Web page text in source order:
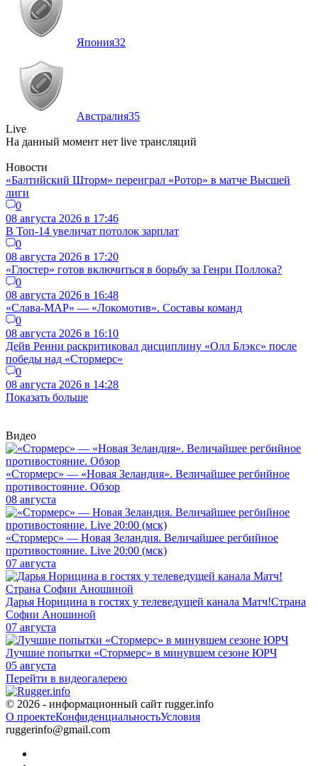
Япония32
Австралия35
Live
На данный момент нет live трансляций
Новости
«Балтийский Шторм» переиграл «Ротор» в матче Высшей
лиги
0
08 августа 2026 в 17:46
В Топ-14 увеличат потолок зарплат
0
08 августа 2026 в 17:20
«Глостер» готов включиться в борьбу за Генри Поллока?
0
08 августа 2026 в 16:48
«Слава-МАР» — «Локомотив». Составы команд
0
08 августа 2026 в 16:10
Дейв Ренни раскритиковал дисциплину «Олл Блэкс» после
победы над «Стормерс»
0
08 августа 2026 в 14:28
Показать больше
Видео
«Стормерс» — «Новая Зеландия». Величайшее регбийное
противостояние. Обзор
08 августа
«Стормерс» — Новая Зеландия. Величайшее регбийное
противостояние. Live 20:00 (мск)
07 августа
Дарья Норицина в гостях у телеведущей канала Матч!Страна
Софии Аношиной
07 августа
Лучшие попытки «Стормерс» в минувшем сезоне ЮРЧ
05 августа
Перейти в видеогалерею
© 2026 - информационный сайт rugger.info
О проектеКонфиденциальностьУсловия
ruggerinfo@gmail.com